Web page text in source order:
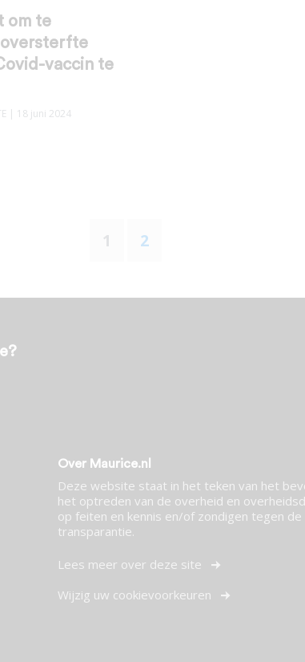
om te
vaccin te
| 18 juni 2024
1 2
Over Maurice.nl
Deze website staat in het teken van het
het optreden van de overheid en
op feiten en kennis en/of zondigen tegen
transparantie.
Lees meer over deze site
Wijzig uw cookievoorkeuren